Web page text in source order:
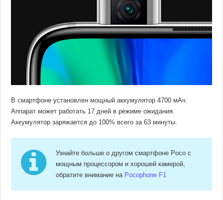
В смартфоне установлен мощный аккумулятор 4700 мАч.
Аппарат может работать 17 дней в режиме ожидания.
Аккумулятор заряжается до 100% всего за 63 минуты.
Узнайте больше о другом смартфоне Poco с
мощным процессором и хорошей камерой,
обратите внимание на Pocophone F1